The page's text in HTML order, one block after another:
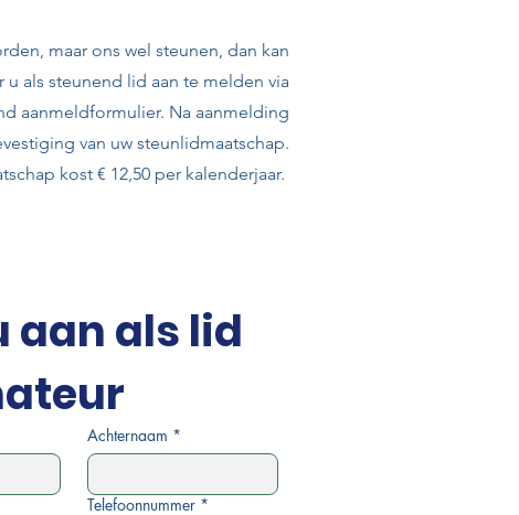
maar ons wel steunen, dan kan
u als steunend lid aan te melden via
aanmeldformulier. Na aanmelding
van uw steunlidmaatschap.
kost € 12,50 per kalenderjaar.
aan als lid
Achternaam *
Telefoonnummer *